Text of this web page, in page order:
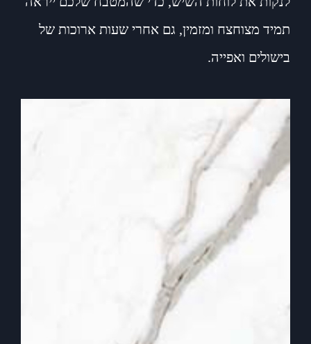
תמיד מצוחצח ומזמין, גם אחרי שעות ארוכות של
בישולים ואפייה.